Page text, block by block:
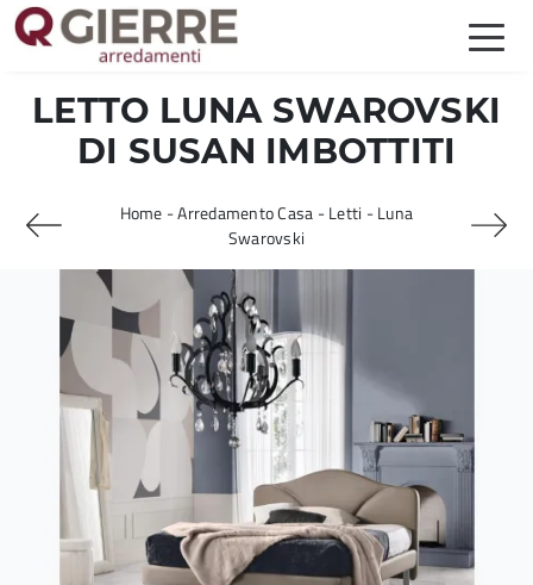
LETTO LUNA SWAROVSKI
DI SUSAN IMBOTTITI
Home -Arredamento Casa -Letti -Luna
Swarovski